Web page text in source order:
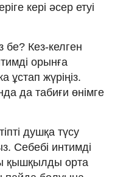
кері әсер етуі
бе? Кез-келген
орынға
ұстап жүріңіз.
да табиғи өнімге
душқа түсу
Себебі интимді
қышқылды орта